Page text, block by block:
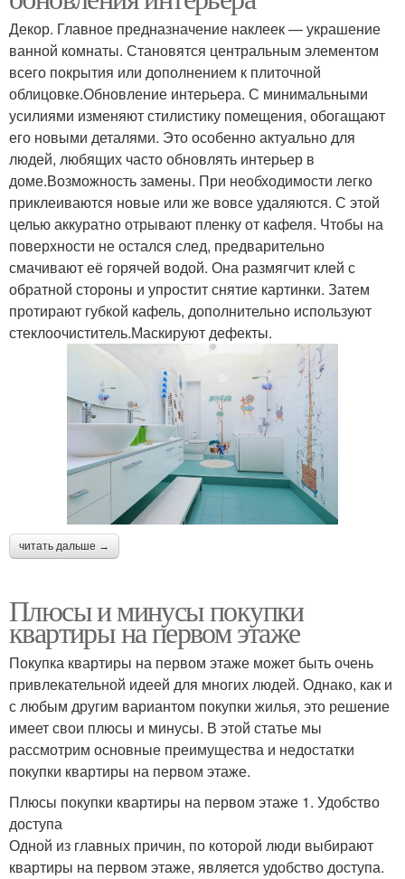
Декор. Главное предназначение наклеек — украшение
ванной комнаты. Становятся центральным элементом
всего покрытия или дополнением к плиточной
облицовке.Обновление интерьера. С минимальными
усилиями изменяют стилистику помещения, обогащают
его новыми деталями. Это особенно актуально для
людей, любящих часто обновлять интерьер в
доме.Возможность замены. При необходимости легко
приклеиваются новые или же вовсе удаляются. С этой
целью аккуратно отрывают пленку от кафеля. Чтобы на
поверхности не остался след, предварительно
смачивают её горячей водой. Она размягчит клей с
обратной стороны и упростит снятие картинки. Затем
протирают губкой кафель, дополнительно используют
стеклоочиститель.Маскируют дефекты.
читать дальше →
Плюсы и минусы покупки
квартиры на первом этаже
Покупка квартиры на первом этаже может быть очень
привлекательной идеей для многих людей. Однако, как и
с любым другим вариантом покупки жилья, это решение
имеет свои плюсы и минусы. В этой статье мы
рассмотрим основные преимущества и недостатки
покупки квартиры на первом этаже.
Плюсы покупки квартиры на первом этаже 1. Удобство
доступа
Одной из главных причин, по которой люди выбирают
квартиры на первом этаже, является удобство доступа.